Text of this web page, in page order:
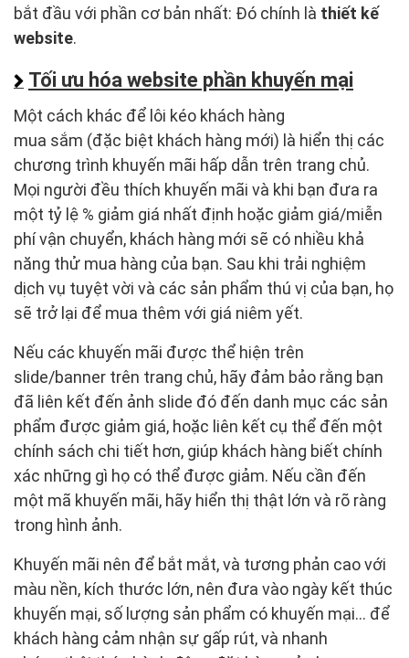
bắt đầu với phần cơ bản nhất: Đó chính là thiết kế
website.
Tối ưu hóa website phần khuyến mại
Một cách khác để lôi kéo khách hàng
mua sắm (đặc biệt khách hàng mới) là hiển thị các
chương trình khuyến mãi hấp dẫn trên trang chủ.
Mọi người đều thích khuyến mãi và khi bạn đưa ra
một tỷ lệ % giảm giá nhất định hoặc giảm giá/miễn
phí vận chuyển, khách hàng mới sẽ có nhiều khả
năng thử mua hàng của bạn. Sau khi trải nghiệm
dịch vụ tuyệt vời và các sản phẩm thú vị của bạn, họ
sẽ trở lại để mua thêm với giá niêm yết.
Nếu các khuyến mãi được thể hiện trên
slide/banner trên trang chủ, hãy đảm bảo rằng bạn
đã liên kết đến ảnh slide đó đến danh mục các sản
phẩm được giảm giá, hoặc liên kết cụ thể đến một
chính sách chi tiết hơn, giúp khách hàng biết chính
xác những gì họ có thể được giảm. Nếu cần đến
một mã khuyến mãi, hãy hiển thị thật lớn và rõ ràng
trong hình ảnh.
Khuyến mãi nên để bắt mắt, và tương phản cao với
màu nền, kích thước lớn, nên đưa vào ngày kết thúc
khuyến mại, số lượng sản phẩm có khuyến mại… để
khách hàng cảm nhận sự gấp rút, và nhanh